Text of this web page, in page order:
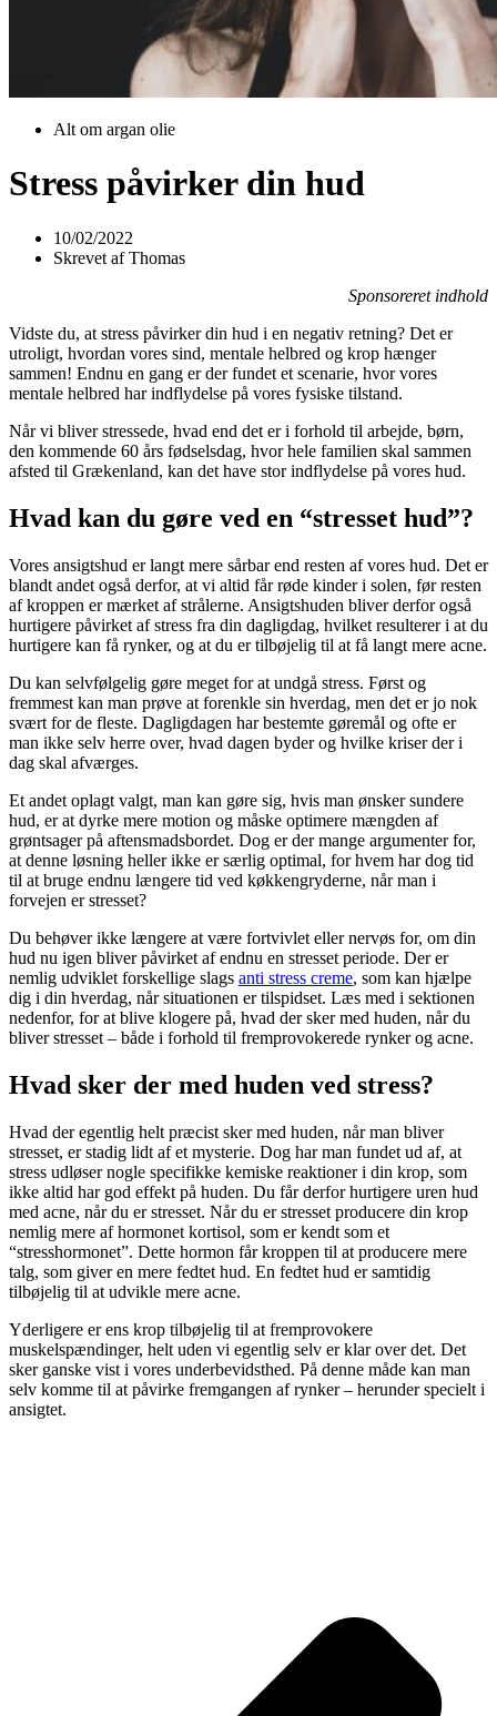
Alt om argan olie
Stress påvirker din hud
10/02/2022
Skrevet afThomas
Sponsoreret indhold
Vidste du, at stress påvirker din hud i en negativ retning? Det er
utroligt, hvordan vores sind, mentale helbred og krop hænger
sammen! Endnu en gang er der fundet et scenarie, hvor vores
mentale helbred har indflydelse på vores fysiske tilstand.
Når vi bliver stressede, hvad end det er i forhold til arbejde, børn,
den kommende 60 års fødselsdag, hvor hele familien skal sammen
afsted til Grækenland, kan det have stor indflydelse på vores hud.
Hvad kan du gøre ved en “stresset hud”?
Vores ansigtshud er langt mere sårbar end resten af vores hud. Det er
blandt andet også derfor, at vi altid får røde kinder i solen, før resten
af kroppen er mærket af strålerne. Ansigtshuden bliver derfor også
hurtigere påvirket af stress fra din dagligdag, hvilket resulterer i at du
hurtigere kan få rynker, og at du er tilbøjelig til at få langt mere acne.
Du kan selvfølgelig gøre meget for at undgå stress. Først og
fremmest kan man prøve at forenkle sin hverdag, men det er jo nok
svært for de fleste. Dagligdagen har bestemte gøremål og ofte er
man ikke selv herre over, hvad dagen byder og hvilke kriser der i
dag skal afværges.
Et andet oplagt valgt, man kan gøre sig, hvis man ønsker sundere
hud, er at dyrke mere motion og måske optimere mængden af
grøntsager på aftensmadsbordet. Dog er der mange argumenter for,
at denne løsning heller ikke er særlig optimal, for hvem har dog tid
til at bruge endnu længere tid ved køkkengryderne, når man i
forvejen er stresset?
Du behøver ikke længere at være fortvivlet eller nervøs for, om din
hud nu igen bliver påvirket af endnu en stresset periode. Der er
nemlig udviklet forskellige slags anti stress creme, som kan hjælpe
dig i din hverdag, når situationen er tilspidset. Læs med i sektionen
nedenfor, for at blive klogere på, hvad der sker med huden, når du
bliver stresset – både i forhold til fremprovokerede rynker og acne.
Hvad sker der med huden ved stress?
Hvad der egentlig helt præcist sker med huden, når man bliver
stresset, er stadig lidt af et mysterie. Dog har man fundet ud af, at
stress udløser nogle specifikke kemiske reaktioner i din krop, som
ikke altid har god effekt på huden. Du får derfor hurtigere uren hud
med acne, når du er stresset. Når du er stresset producere din krop
nemlig mere af hormonet kortisol, som er kendt som et
“stresshormonet”. Dette hormon får kroppen til at producere mere
talg, som giver en mere fedtet hud. En fedtet hud er samtidig
tilbøjelig til at udvikle mere acne.
Yderligere er ens krop tilbøjelig til at fremprovokere
muskelspændinger, helt uden vi egentlig selv er klar over det. Det
sker ganske vist i vores underbevidsthed. På denne måde kan man
selv komme til at påvirke fremgangen af rynker – herunder specielt i
ansigtet.